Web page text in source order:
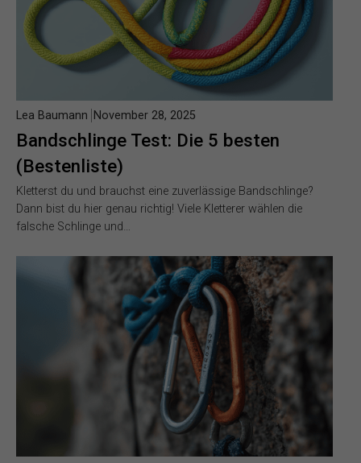
Bandschlinge Test: Die 5 besten
(Bestenliste)
Lea Baumann November 28, 2025
Kletterst du und brauchst eine zuverlässige Bandschlinge?
Dann bist du hier genau richtig! Viele Kletterer wählen die
falsche Schlinge und…